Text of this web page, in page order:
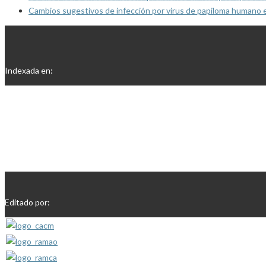
Cambios sugestivos de infección por virus de papiloma
Indexada en:
Editado por: